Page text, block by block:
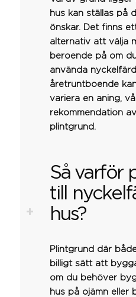
hus kan ställas på
önskar. Det finns
alternativ att välja
beroende på om
använda
åretruntboende
variera en aning,
rekommendation
plintgrund.
Så varför
till
hus?
Plintgrund där
billigt sätt att
om du behöver
hus på ojämn eller